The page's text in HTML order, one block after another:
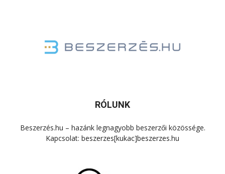
RÓLUNK
Beszerzés.hu – hazánk legnagyobb beszerzői közössége.
Kapcsolat: beszerzes[kukac]beszerzes.hu